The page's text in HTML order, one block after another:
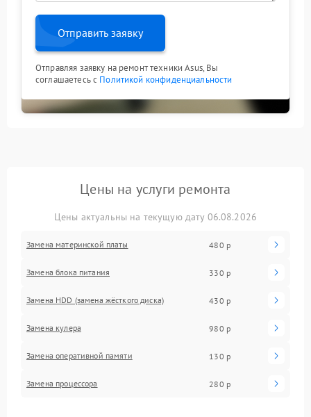
Отправить заявку
Отправляя заявку на ремонт техники Asus, Вы
соглашаетесь с Политикой конфиденциальности
Цены на услуги ремонта
Цены актуальны на текущую дату 06.08.2026
Замена материнской платы 480 р
Замена блока питания 330 р
Замена HDD (замена жёсткого диска) 430 р
Замена кулера 980 р
Замена оперативной памяти 130 р
Замена процессора 280 р